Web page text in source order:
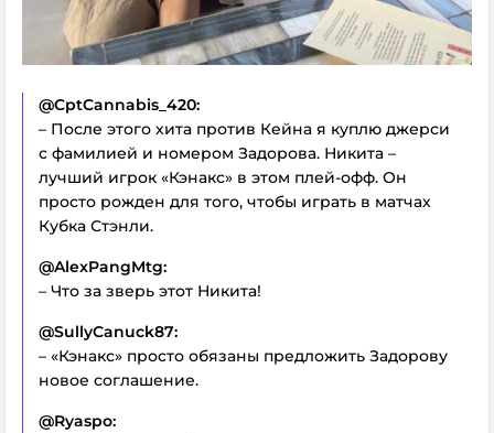
@CptCannabis_420:
– После этого хита против Кейна я куплю джерси
с фамилией и номером Задорова. Никита –
лучший игрок «Кэнакс» в этом плей-офф. Он
просто рожден для того, чтобы играть в матчах
Кубка Стэнли.
@AlexPangMtg:
– Что за зверь этот Никита!
@SullyCanuck87:
– «Кэнакс» просто обязаны предложить Задорову
новое соглашение.
@Ryaspo: